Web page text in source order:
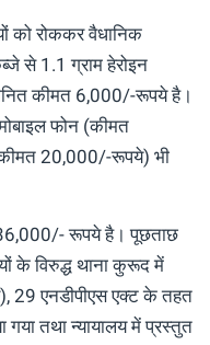
को रोककर वैधानिक
से 1.1 ग्राम हेरोइन
कीमत 6,000/-रूपये है।
फोन (कीमत
20,000/-रूपये) भी
रूपये है। पूछताछ
के विरुद्ध थाना कुरूद में
29 एनडीपीएस एक्ट के तहत
गया तथा न्यायालय में प्रस्तुत